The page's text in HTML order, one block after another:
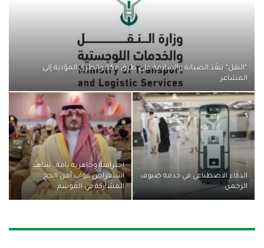
“النقل” تنفّذ الصيانة والسلامة على طرق مكة والطرق المؤدية إلى
المشاعر
الذكاء الاصطناعي في خدمة ضيوف
الرحمن
احترافية وجاهزية تامة.. شاهد
استعراض قوات أمن الحج
المشاركة في الموسم